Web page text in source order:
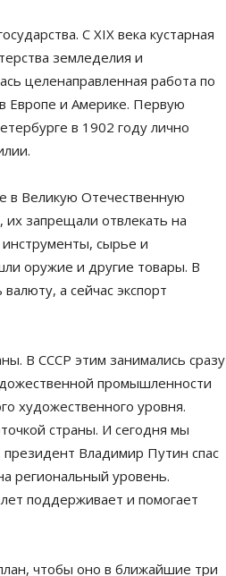
С XIX века кустарная
земледелия и
целенаправленная работа по
Европе и Америке. Первую
в 1902 году лично
в Великую Отечественную
запрещали отвлекать на
сырье и
оружие и другие товары. В
а сейчас экспорт
В СССР этим занимались сразу
промышленности
художественного уровня.
страны. И сегодня мы
Владимир Путин спас
региональный уровень.
поддерживает и помогает
чтобы оно в ближайшие три